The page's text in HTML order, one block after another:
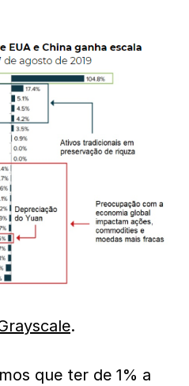
.
que ter de 1% a